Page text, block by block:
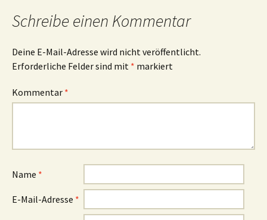
Schreibe einen Kommentar
Deine E-Mail-Adresse wird nicht veröffentlicht.
Erforderliche Felder sind mit * markiert
Kommentar *
Name *
E-Mail-Adresse *